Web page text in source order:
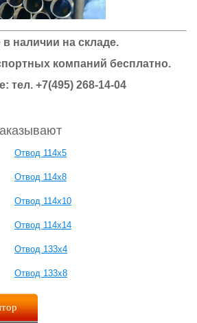
наличии на складе.
компаний бесплатно.
тел. +7(495) 268-14-04
Отвод 114х5
Отвод 114х8
Отвод 114х10
Отвод 114х14
Отвод 133х4
Отвод 133х8